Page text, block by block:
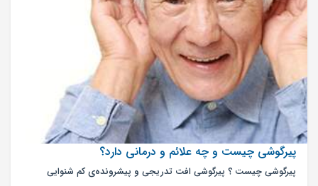
پیرگوشی چیست و چه علائم و درمانی دارد؟
پیرگوشی چیست ؟ پیرگوشی افت تدریجی و پیشرونده‌ی کم شنوایی